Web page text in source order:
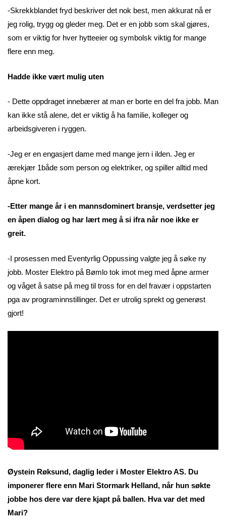
-Skrekkblandet fryd beskriver det nok best, men akkurat nå er
jeg rolig, trygg og gleder meg. Det er en jobb som skal gjøres,
som er viktig for hver hytteeier og symbolsk viktig for mange
flere enn meg.
Hadde ikke vært mulig uten
- Dette oppdraget innebærer at man er borte en del fra jobb. Man
kan ikke stå alene, det er viktig å ha familie, kolleger og
arbeidsgiveren i ryggen.
-Jeg er en engasjert dame med mange jern i ilden. Jeg er
ærekjær 1både som person og elektriker, og spiller alltid med
åpne kort.
-Etter mange år i en mannsdominert bransje, verdsetter jeg
en åpen dialog og har lært meg å si ifra når noe ikke er
greit.
-I prosessen med Eventyrlig Oppussing valgte jeg å søke ny
jobb. Moster Elektro på Bømlo tok imot meg med åpne armer
og våget å satse på meg til tross for en del fravær i oppstarten
pga av programinnstillinger. Det er utrolig sprekt og generøst
gjort!
Øystein Røksund, daglig leder i Moster Elektro AS. Du
imponerer flere enn Mari Stormark Helland, når hun søkte
jobbe hos dere var dere kjapt på ballen. Hva var det med
Mari?